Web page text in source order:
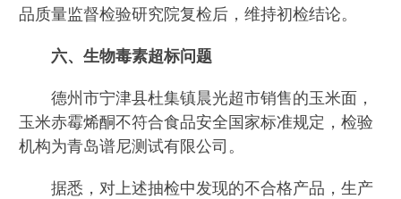
品质量监督检验研究院复检后，维持初检结论。
六、生物毒素超标问题
德州市宁津县杜集镇晨光超市销售的玉米面，
玉米赤霉烯酮不符合食品安全国家标准规定，检验
机构为青岛谱尼测试有限公司。
据悉，对上述抽检中发现的不合格产品，生产